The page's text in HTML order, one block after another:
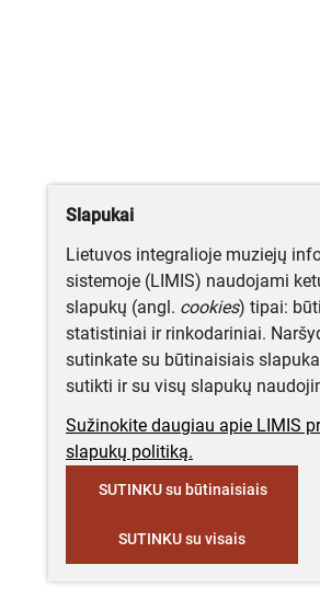
Slapukai
Lietuvos integralioje muziejų
sistemoje (LIMIS) naudojami
slapukų (angl. cookies) tipai:
statistiniai ir rinkodariniai.
sutinkate su būtinaisiais
sutikti ir su visų slapukų
Sužinokite daugiau apie LIMIS
slapukų politiką.
SUTINKU su būtinaisiais
SUTINKU su visais